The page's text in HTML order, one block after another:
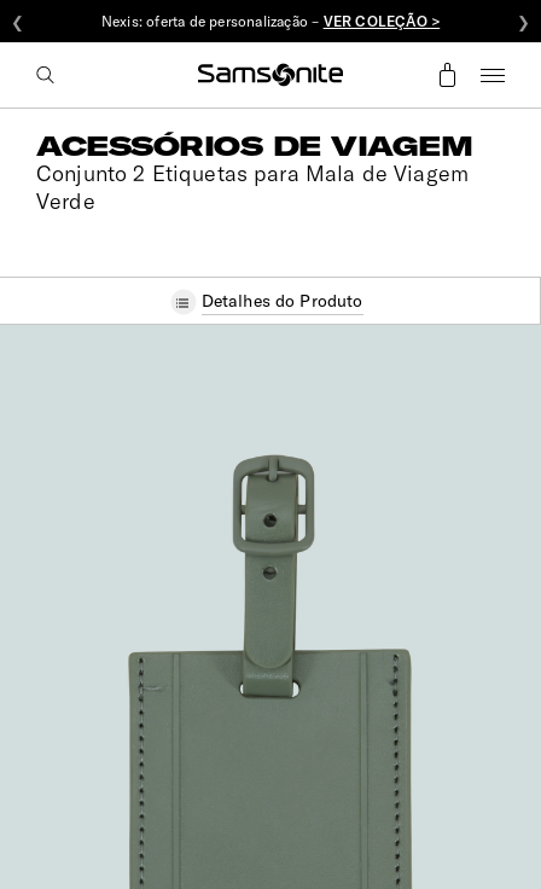
Nexis: oferta de personalização – VER COLEÇÃO >
❮ ❯
ACESSÓRIOS DE VIAGEM
Conjunto 2 Etiquetas para Mala de Viagem
Verde
Detalhes do Produto